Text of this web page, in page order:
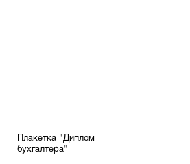
Плакетка "Диплом
бухгалтера"